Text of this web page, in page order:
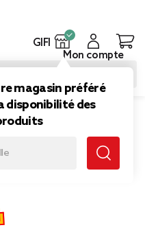
GIFI
magasin préféré
disponibilité des
Mon compte
1,29 € à 0,90 €